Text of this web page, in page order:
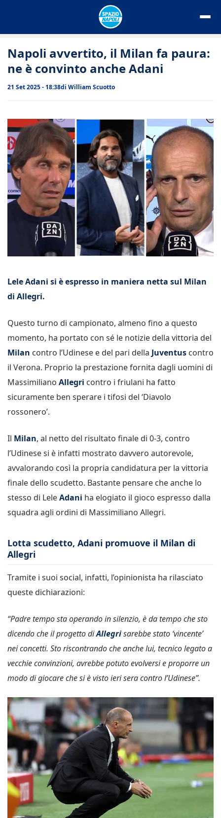
Napoli avvertito, il Milan fa paura:
ne è convinto anche Adani
21 Set 2025 - 18:38di William Scuotto
Lele Adani si è espresso in maniera netta sul Milan
di Allegri.
Questo turno di campionato, almeno fino a questo
momento, ha portato con sé le notizie della vittoria del
Milan contro l’Udinese e del pari della Juventus contro
il Verona. Proprio la prestazione fornita dagli uomini di
Massimiliano Allegri contro i friulani ha fatto
sicuramente ben sperare i tifosi del ‘Diavolo
rossonero’.
Il Milan, al netto del risultato finale di 0-3, contro
l’Udinese si è infatti mostrato davvero autorevole,
avvalorando così la propria candidatura per la vittoria
finale dello scudetto. Bastante pensare che anche lo
stesso di LeleAdani ha elogiato il gioco espresso dalla
squadra agli ordini di Massimiliano Allegri.
Lotta scudetto, Adani promuove il Milan di
Allegri
Tramite i suoi social, infatti, l’opinionista ha rilasciato
queste dichiarazioni:
“Padre tempo sta operando in silenzio, è da tempo che sto
dicendo che il progetto diAllegrisarebbe stato ‘vincente’
nei concetti. Sto riscontrando che anche lui, tecnico legato a
vecchie convinzioni, avrebbe potuto evolversi e proporre un
modo di giocare che si è visto ieri sera contro l’Udinese”.